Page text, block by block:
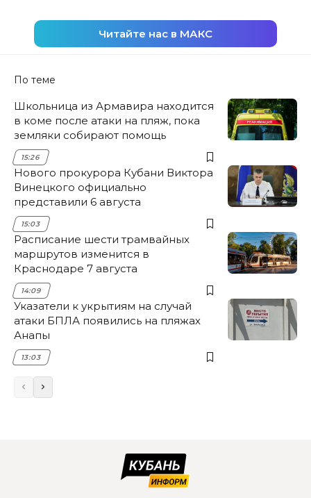
Читайте нас в МАКС
По теме
Школьница из Армавира находится
в коме после атаки на пляж, пока
земляки собирают помощь
15:26
Нового прокурора Кубани Виктора
Винецкого официально
представили 6 августа
15:03
Расписание шести трамвайных
маршрутов изменится в
Краснодаре 7 августа
14:09
Указатели к укрытиям на случай
атаки БПЛА появились на пляжах
Анапы
13:03